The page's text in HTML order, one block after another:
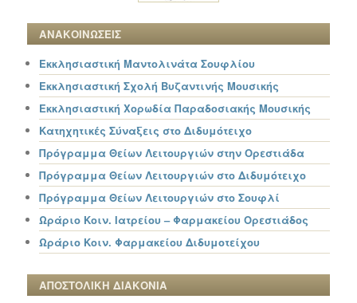
ΑΝΑΚΟΙΝΩΣΕΙΣ
Εκκλησιαστική Μαντολινάτα Σουφλίου
Εκκλησιαστική Σχολή Βυζαντινής Μουσικής
Εκκλησιαστική Χορωδία Παραδοσιακής Μουσικής
Κατηχητικές Σύναξεις στο Διδυμότειχο
Πρόγραμμα Θείων Λειτουργιών στην Ορεστιάδα
Πρόγραμμα Θείων Λειτουργιών στο Διδυμότειχο
Πρόγραμμα Θείων Λειτουργιών στο Σουφλί
Ωράριο Κοιν. Ιατρείου – Φαρμακείου Ορεστιάδος
Ωράριο Κοιν. Φαρμακείου Διδυμοτείχου
ΑΠΟΣΤΟΛΙΚΗ ΔΙΑΚΟΝΙΑ